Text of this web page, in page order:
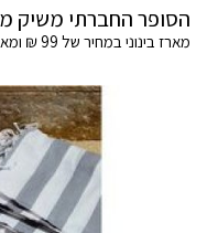
הסופר החברתי משיק
מארז בינוני במחיר של 99 ₪ ומארז גדול ב-149 ₪.